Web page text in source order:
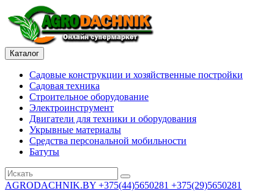
Каталог
Садовые конструкции и хозяйственные постройки
Садовая техника
Строительное оборудование
Электроинструмент
Двигатели для техники и оборудования
Укрывные материалы
Средства персональной мобильности
Батуты
AGRODACHNIK.BY +375(44)5650281 +375(29)5650281